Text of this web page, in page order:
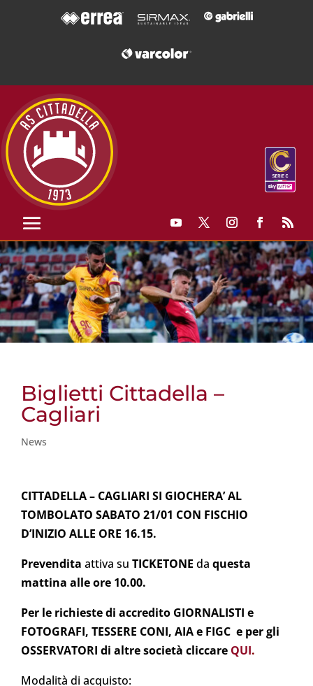
Biglietti Cittadella –
Cagliari
News
CITTADELLA – CAGLIARI SI GIOCHERA’ AL
TOMBOLATO SABATO 21/01 CON FISCHIO
D’INIZIO ALLE ORE 16.15.
Prevendita attiva su TICKETONE da questa
mattina alle ore 10.00.
Per le richieste di accredito GIORNALISTI e
FOTOGRAFI, TESSERE CONI, AIA e FIGC e per gli
OSSERVATORI di altre società cliccare QUI.
Modalità di acquisto: